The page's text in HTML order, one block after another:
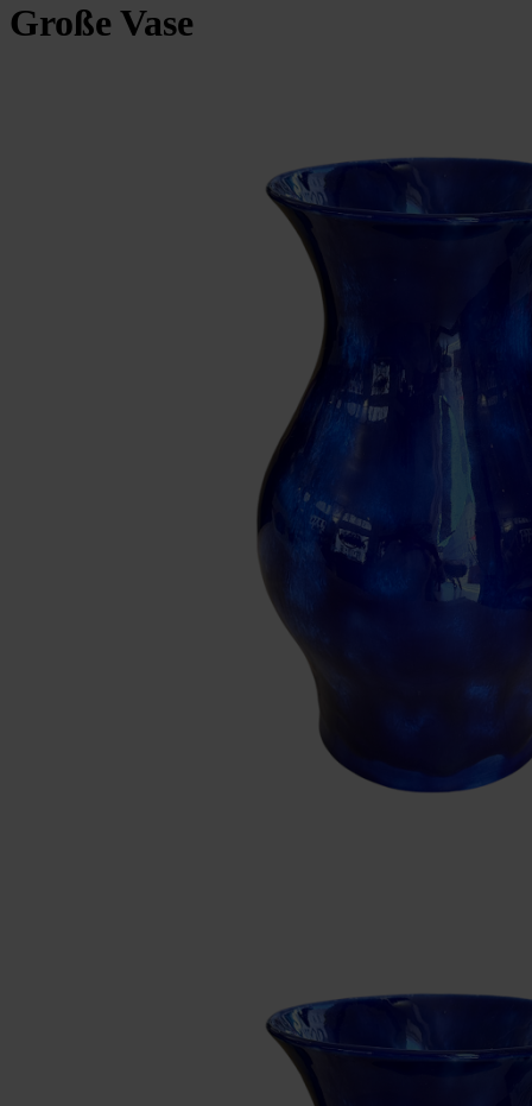
Große Vase